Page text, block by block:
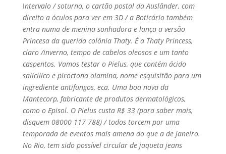
Intervalo / soturno, o cartão postal da Auslânder, com
direito a óculos para ver em 3D / a Boticário também
entra numa de menina sonhadora e lança a versão
Princesa da querida colônia Thaty. É a Thaty Princess,
claro /inverno, tempo de cabelos oleosos e um tanto
caspentos. Vamos testar o Pielus, que contém ácido
salicí­lico e piroctona olamina, nome esquisitão para um
ingrediente antifungos, eca. Uma boa nova da
Mantecorp, fabricante de produtos dermatológicos,
como o Episol. O Pielus custa R$ 33 (para saber mais,
disquem 08000 117 788) / todos torcem por uma
temporada de eventos mais amena do que a de janeiro.
No Rio, tem sido possí­vel circular de jaqueta jeans